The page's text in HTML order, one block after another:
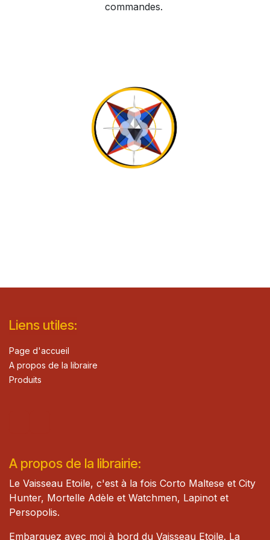
commandes.
Lie​ns utiles:
Page d'accueil
A propos de la libraire
Produits
A propos de la librairie:
Le Vaisseau Etoile, c'est à la fois Corto Maltese et City
Hunter, Mortelle Adèle et Watch​men, Lapinot et
Persopolis.
Embarquez avec moi à bord du Vaisseau Etoile. La